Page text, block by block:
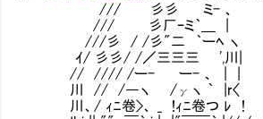
/// 彡彡 ミ- 、
/// 彡厂ｰミ｀＿ |
///彡 / /彡"二 ｀ー
ｲ/ 彡彡/ /／三三三
// //// /ー- ー- 、
川 // /―ヽ /γヽ ｀ |r〈
川、/ ｨﾆ卷>、 _ !ｨﾆ卷つ ﾚ ! rく